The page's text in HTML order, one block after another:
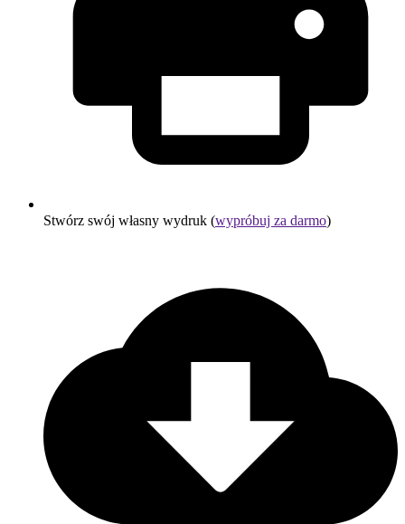
Stwórz swój własny wydruk (wypróbuj za darmo)